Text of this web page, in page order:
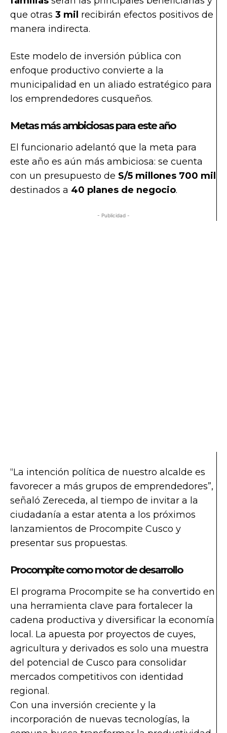
que otras 3 mil recibirán efectos positivos de
manera indirecta.
Este modelo de inversión pública con
enfoque productivo convierte a la
municipalidad en un aliado estratégico para
los emprendedores cusqueños.
Metas más ambiciosas para este año
El funcionario adelantó que la meta para
este año es aún más ambiciosa: se cuenta
con un presupuesto de S/5 millones 700 mil
destinados a 40 planes de negocio.
- Publicidad -
“La intención política de nuestro alcalde es
favorecer a más grupos de emprendedores”,
señaló Zereceda, al tiempo de invitar a la
ciudadanía a estar atenta a los próximos
lanzamientos de Procompite Cusco y
presentar sus propuestas.
Procompite como motor de desarrollo
El programa Procompite se ha convertido en
una herramienta clave para fortalecer la
cadena productiva y diversificar la economía
local. La apuesta por proyectos de cuyes,
agricultura y derivados es solo una muestra
del potencial de Cusco para consolidar
mercados competitivos con identidad
regional.
Con una inversión creciente y la
incorporación de nuevas tecnologías, la